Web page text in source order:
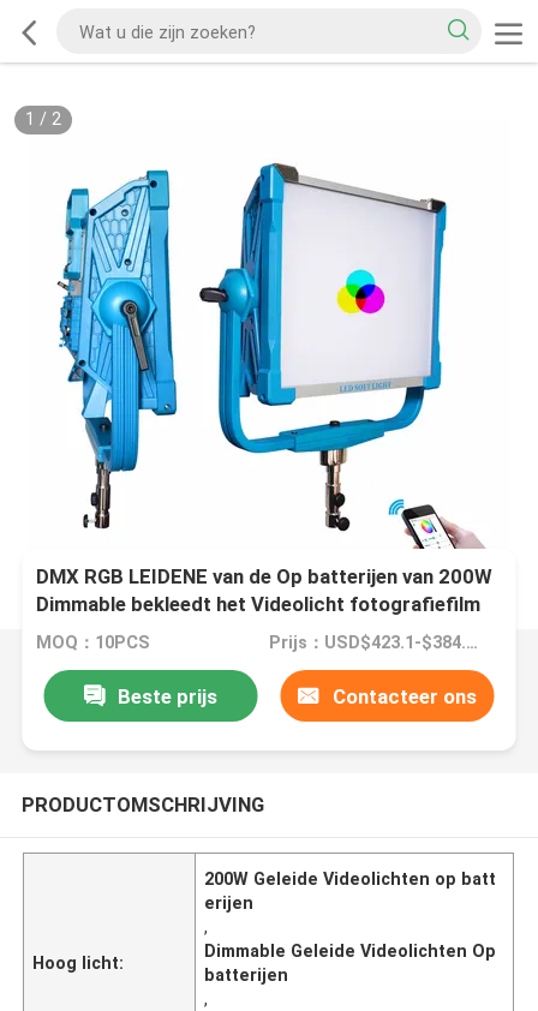
1 / 2
DMX RGB LEIDENE van de Op batterijen van 200W
Dimmable bekleedt het Videolicht fotografiefilm
skyblue 12 Gevolgen AC gelijkstroom met panelen
MOQ：10PCS Prijs：USD$423.1-$384.7/pcs
Beste prijs Contacteer ons
PRODUCTOMSCHRIJVING
Hoog licht:
200W Geleide Videolichten op batt
erijen
,
Dimmable Geleide Videolichten Op
batterijen
,